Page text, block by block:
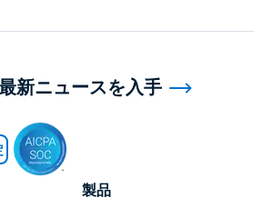
製品
新ニュースを入手